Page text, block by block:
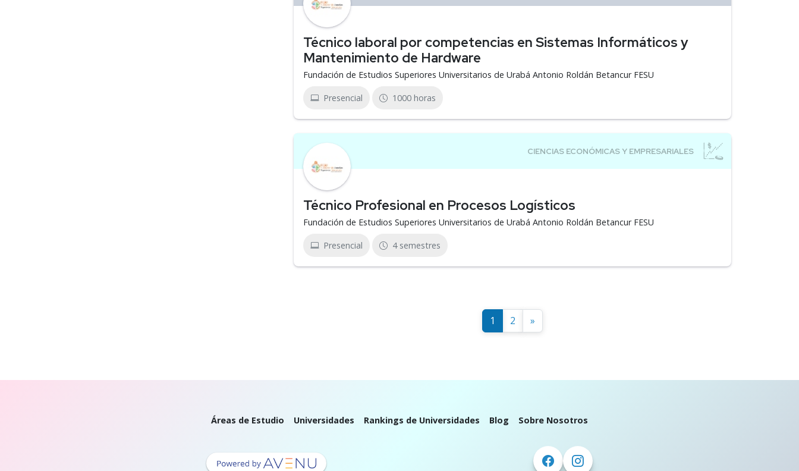
Técnico laboral por competencias en Sistemas Informáticos y
Mantenimiento de Hardware
Fundación de Estudios Superiores Universitarios de Urabá Antonio Roldán Betancur FESU
Presencial 1000 horas
Técnico Profesional en Procesos Logísticos
Fundación de Estudios Superiores Universitarios de Urabá Antonio Roldán Betancur FESU
Presencial 4 semestres
1 2 »
Áreas de Estudio Universidades Rankings de Universidades Blog Sobre Nosotros